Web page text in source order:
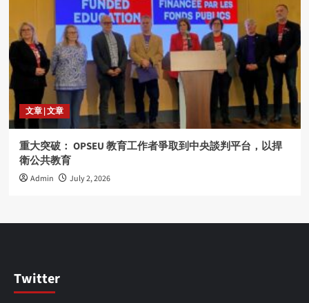
文章 | 文章
重大突破： OPSEU 教育工作者爭取到中央談判平台，以捍
衛公共教育
Admin July 2, 2026
Twitter